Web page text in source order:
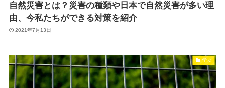
自然災害とは？災害の種類や日本で自然災害が多い理
由、今私たちができる対策を紹介
2021年7月13日
学ぶ